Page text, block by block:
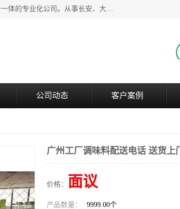
广东食安膳食管理服务有限公司是一家集干货粮油、肉禽蔬菜等食品加工、配送及食堂承包于一体的专业化公司。从事长安、大朗、大岭山、厚街、虎门等地区的蔬菜配送服务。 专业的服务队伍，以及完善的服务机制，经过多年的努力拼搏，赢得了广大客户的信赖和支持。
公司动态 客户案例
广州工厂调味料配送电话 送货上门
价格： 面议
产品数量： 9999.00个